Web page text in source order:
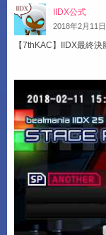
IIDX公式
2018年2月 11 日
【7thKAC】IIDX最終